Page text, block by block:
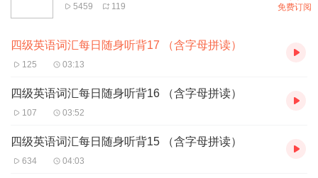
5459 119 免费订阅
四级英语词汇每日随身听背17 （含字母拼读）
125 03:13
四级英语词汇每日随身听背16 （含字母拼读）
107 03:52
四级英语词汇每日随身听背15 （含字母拼读）
634 04:03